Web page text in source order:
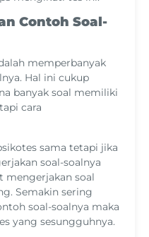
Contoh Soal-
memperbanyak
Hal ini cukup
banyak soal memiliki
cara
sama tetapi jika
soal-soalnya
mengerjakan soal
Semakin sering
soal-soalnya maka
yang sesungguhnya.